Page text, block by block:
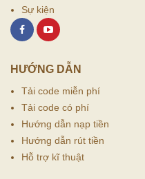
Sự kiện
HƯỚNG DẪN
Tải code miễn phí
Tải code có phí
Hướng dẫn nạp tiền
Hướng dẫn rút tiền
Hỗ trợ kĩ thuật